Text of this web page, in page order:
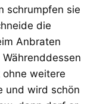
schrumpfen sie
die
Anbraten
weitere
und wird schön